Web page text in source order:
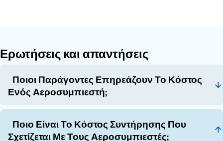
Για να εξοικονομήσετε χρήματα στους
αποδοτικό αεροσυμπιεστή που ανταποκρίνεται
σας. Ένας αποδοτικός αεροσυμπιεστής σάς
επιτύχετε σημαντική εξοικονόμηση σε
συντήρηση, χρόνο εκτός λειτουργίας και πιθανή
εξοπλισμό.